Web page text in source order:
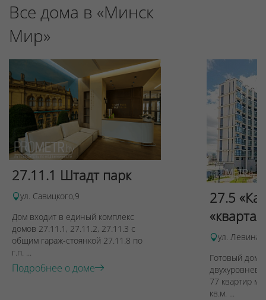
Все дома в «Минск
Мир»
27.11.1 Штадт парк
ул. Савицкого,9
Дом входит в единый комплекс
домов 27.11.1, 27.11.2, 27.11.3 с
общим гараж-стоянкой 27.11.8 по
г.п. ...
Подробнее о доме
27.5
ул. Левина,
Готовый дом
77 квартир
кв.м. ...